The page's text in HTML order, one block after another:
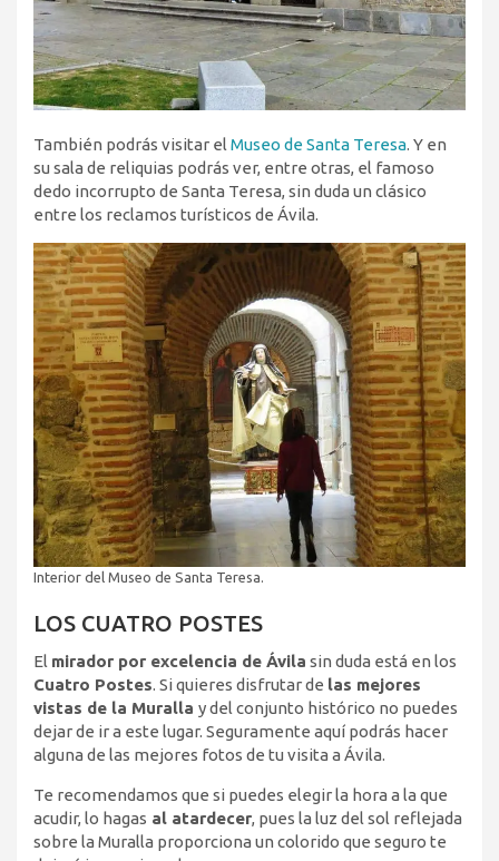
También podrás visitar el Museo de Santa Teresa. Y en
su sala de reliquias podrás ver, entre otras, el famoso
dedo incorrupto de Santa Teresa, sin duda un clásico
entre los reclamos turísticos de Ávila.
Interior del Museo de Santa Teresa.
LOS CUATRO POSTES
El mirador por excelencia de Ávila sin duda está en los
Cuatro Postes. Si quieres disfrutar de las mejores
vistas de la Muralla y del conjunto histórico no puedes
dejar de ir a este lugar. Seguramente aquí podrás hacer
alguna de las mejores fotos de tu visita a Ávila.
Te recomendamos que si puedes elegir la hora a la que
acudir, lo hagas al atardecer, pues la luz del sol reflejada
sobre la Muralla proporciona un colorido que seguro te